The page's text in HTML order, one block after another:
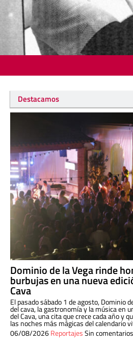
Destacamos
Dominio de la Vega rinde
burbujas en una nueva
Cava
El pasado sábado 1 de agosto, Dominio
del cava, la gastronomía y la música en
del Cava, una cita que crece cada año y
las noches más mágicas del calendario
06/08/2026ReportajesSin comentarios